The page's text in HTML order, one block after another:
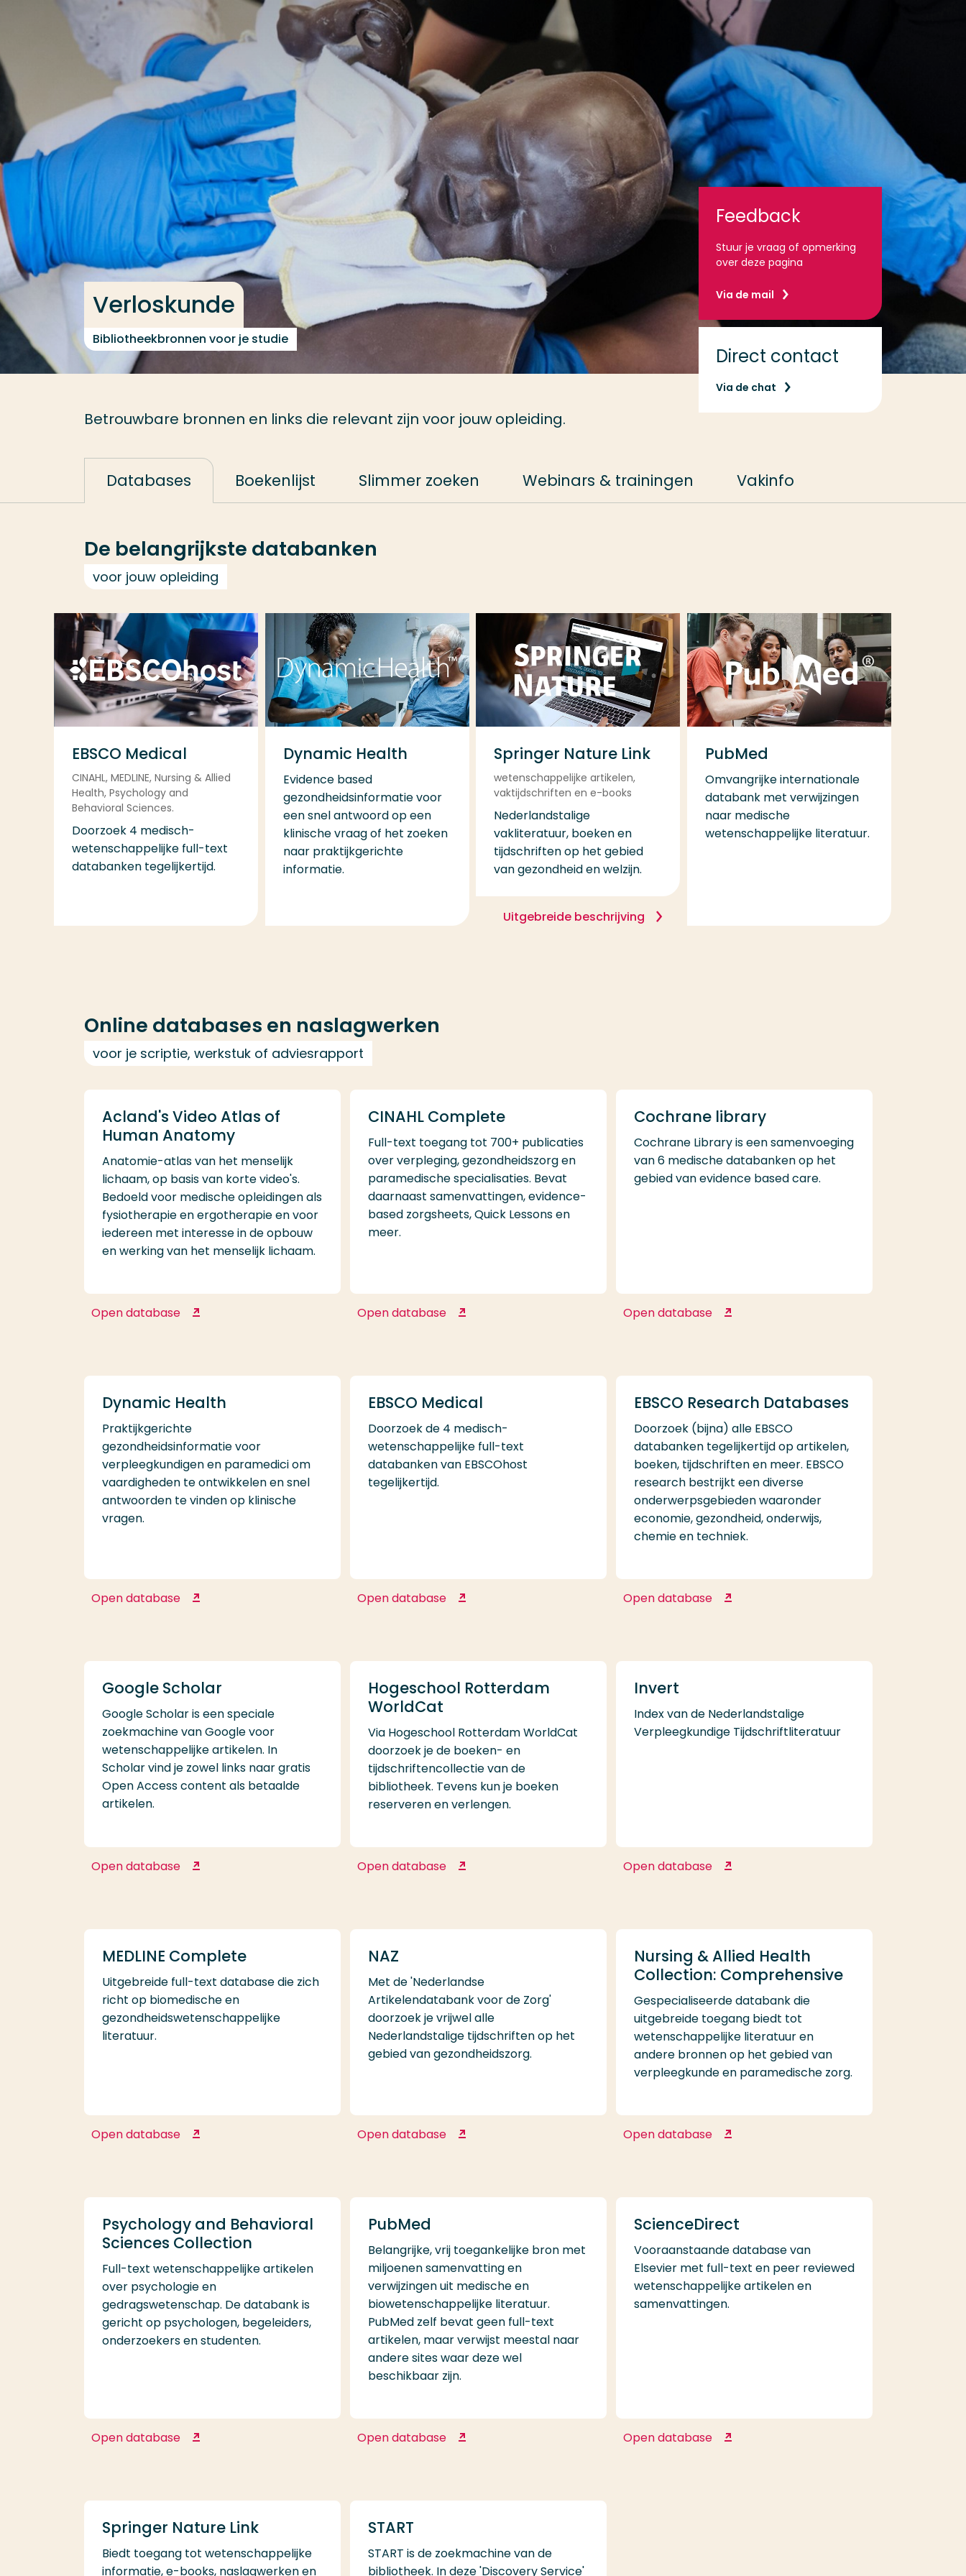
Ga direct naar de content
Verloskunde
Bibliotheekbronnen voor je studie
Betrouwbare bronnen en links die relevant zijn voor jouw opleiding.
Feedback
Stuur je vraag of opmerking
over deze pagina
Via de mail
Direct contact
Via de chat
Databases Boekenlijst Slimmer zoeken Webinars & trainingen Vakinfo
De belangrijkste databanken
voor jouw opleiding
EBSCO Medical
CINAHL, MEDLINE, Nursing & Allied
Health, Psychology and
Behavioral Sciences.
Doorzoek 4 medisch-
wetenschappelijke full-text
databanken tegelijkertijd.
Dynamic Health
Evidence based
gezondheidsinformatie voor
een snel antwoord op een
klinische vraag of het zoeken
naar praktijkgerichte
informatie.
Springer Nature Link
wetenschappelijke artikelen,
vaktijdschriften en e-books
Nederlandstalige
vakliteratuur, boeken en
tijdschriften op het gebied
van gezondheid en welzijn.
Uitgebreide beschrijving
PubMed
Omvangrijke internationale
databank met verwijzingen
naar medische
wetenschappelijke literatuur.
Online databases en naslagwerken
voor je scriptie, werkstuk of adviesrapport
Acland's Video Atlas of
Human Anatomy
Anatomie-atlas van het menselijk
lichaam, op basis van korte video's.
Bedoeld voor medische opleidingen als
fysiotherapie en ergotherapie en voor
iedereen met interesse in de opbouw
en werking van het menselijk lichaam.
Open database Acland's Video Atlas of
CINAHL Complete
Full-text toegang tot 700+ publicaties
over verpleging, gezondheidszorg en
paramedische specialisaties. Bevat
daarnaast samenvattingen, evidence-
based zorgsheets, Quick Lessons en
meer.
Open database CINAHL Complete
Cochrane library
Cochrane Library is een samenvoeging
van 6 medische databanken op het
gebied van evidence based care.
Open database Cochrane library
Dynamic Health
Praktijkgerichte
gezondheidsinformatie voor
verpleegkundigen en paramedici om
vaardigheden te ontwikkelen en snel
antwoorden te vinden op klinische
vragen.
Open database Dynamic Health
EBSCO Medical
Doorzoek de 4 medisch-
wetenschappelijke full-text
databanken van EBSCOhost
tegelijkertijd.
Open database EBSCO Medical
EBSCO Research Databases
Doorzoek (bijna) alle EBSCO
databanken tegelijkertijd op artikelen,
boeken, tijdschriften en meer. EBSCO
research bestrijkt een diverse
onderwerpsgebieden waaronder
economie, gezondheid, onderwijs,
chemie en techniek.
Open database EBSCO Research
Google Scholar
Google Scholar is een speciale
zoekmachine van Google voor
wetenschappelijke artikelen. In
Scholar vind je zowel links naar gratis
Open Access content als betaalde
artikelen.
Open database Google Scholar
Hogeschool Rotterdam
WorldCat
Via Hogeschool Rotterdam WorldCat
doorzoek je de boeken- en
tijdschriftencollectie van de
bibliotheek. Tevens kun je boeken
reserveren en verlengen.
Open database Hogeschool Rotterdam
Invert
Index van de Nederlandstalige
Verpleegkundige Tijdschriftliteratuur
Open database Invert
MEDLINE Complete
Uitgebreide full-text database die zich
richt op biomedische en
gezondheidswetenschappelijke
literatuur.
Open database MEDLINE Complete
NAZ
Met de 'Nederlandse
Artikelendatabank voor de Zorg'
doorzoek je vrijwel alle
Nederlandstalige tijdschriften op het
gebied van gezondheidszorg.
Open database NAZ
Nursing & Allied Health
Collection: Comprehensive
Gespecialiseerde databank die
uitgebreide toegang biedt tot
wetenschappelijke literatuur en
andere bronnen op het gebied van
verpleegkunde en paramedische zorg.
Open database Nursing & Allied Health
Psychology and Behavioral
Sciences Collection
Full-text wetenschappelijke artikelen
over psychologie en
gedragswetenschap. De databank is
gericht op psychologen, begeleiders,
onderzoekers en studenten.
Open database Psychology and Behavioral
PubMed
Belangrijke, vrij toegankelijke bron met
miljoenen samenvatting en
verwijzingen uit medische en
biowetenschappelijke literatuur.
PubMed zelf bevat geen full-text
artikelen, maar verwijst meestal naar
andere sites waar deze wel
beschikbaar zijn.
Open database PubMed
ScienceDirect
Vooraanstaande database van
Elsevier met full-text en peer reviewed
wetenschappelijke artikelen en
samenvattingen.
Open database ScienceDirect
Springer Nature Link
Biedt toegang tot wetenschappelijke
informatie, e-books, naslagwerken en
START
START is de zoekmachine van de
bibliotheek. In deze 'Discovery Service'
Veel gezocht
Contact